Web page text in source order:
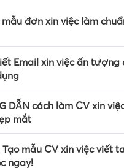
mẫu đơn xin việc làm
Email xin việc ấn tượng
DẪN cách làm CV xin
mắt
Tạo mẫu CV xin việc viết
ngay!